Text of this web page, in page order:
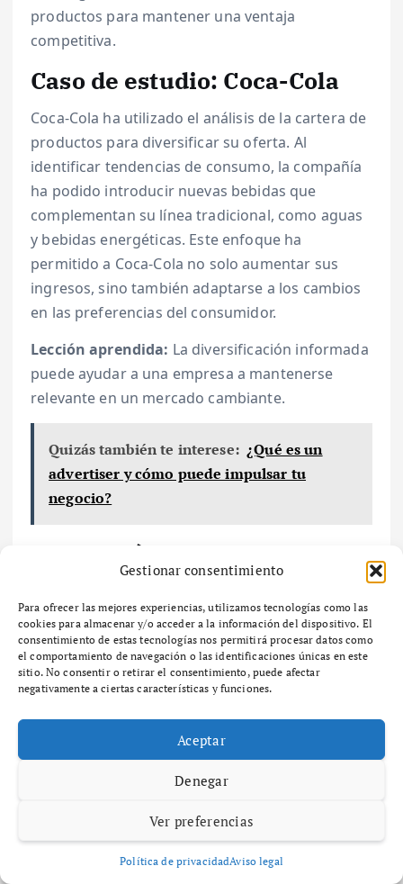
Gestionar consentimiento
Para ofrecer las mejores experiencias, utilizamos tecnologías como las
cookies para almacenar y/o acceder a la información del dispositivo. El
consentimiento de estas tecnologías nos permitirá procesar datos como
el comportamiento de navegación o las identificaciones únicas en este
sitio. No consentir o retirar el consentimiento, puede afectar
negativamente a ciertas características y funciones.
Aceptar
Denegar
Ver preferencias
Política de privacidadAviso legal
productos para mantener una ventaja
competitiva.
Caso de estudio: Coca-Cola
Coca-Cola ha utilizado el análisis de la cartera de
productos para diversificar su oferta. Al
identificar tendencias de consumo, la compañía
ha podido introducir nuevas bebidas que
complementan su línea tradicional, como aguas
y bebidas energéticas. Este enfoque ha
permitido a Coca-Cola no solo aumentar sus
ingresos, sino también adaptarse a los cambios
en las preferencias del consumidor.
Lección aprendida: La diversificación informada
puede ayudar a una empresa a mantenerse
relevante en un mercado cambiante.
Quizás también te interese: ¿Qué es un
advertiser y cómo puede impulsar tu
negocio?
Conclusión
& Gamble, Apple y Coca-Cola demuestran que un
análisis eficaz de la cartera de productos es
crucial para la toma de decisiones estratégicas.
Este enfoque no solo ayuda a identificar
empresas en la adaptación a las tendencias del
mercado. Implementar un análisis riguroso
puede resultar en un crecimiento sostenible y en
una mejora en la rentabilidad.
Fuentes:
– Kotler, P., & Keller, K. L. (2016). Marketing